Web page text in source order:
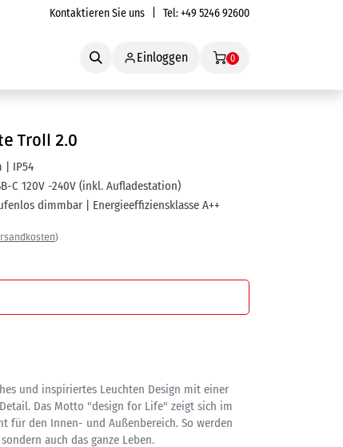
Kontaktieren Sie uns | Tel:+49 5246 92600
Einloggen 0
Troll 2.0
| IP54
C 120V -240V (inkl. Aufladestation)
dimmbar | Energieeffiziensklasse A++
)
und inspiriertes Leuchten Design mit einer
Das Motto "design for Life" zeigt sich im
für den Innen- und Außenbereich. So werden
auch das ganze Leben.